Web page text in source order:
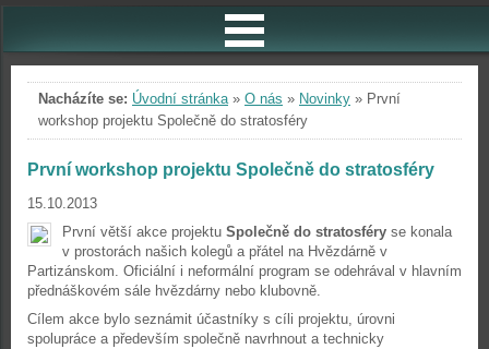
Nacházíte se: Úvodní stránka» O nás » Novinky » První
workshop projektu Společně do stratosféry
První workshop projektu Společně do stratosféry
15.10.2013
První větší akce projektu Společně do stratosféry se konala
v prostorách našich kolegů a přátel na Hvězdárně v
Partizánskom. Oficiální i neformální program se odehrával v hlavním
přednáškovém sále hvězdárny nebo klubovně.
Cílem akce bylo seznámit účastníky s cíli projektu, úrovni
spolupráce a především společně navrhnout a technicky